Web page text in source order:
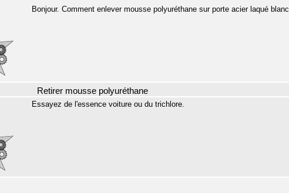
Bonjour. Comment enlever mousse polyuréthane sur porte acier laqué
Retirer mousse polyuréthane
Essayez de l'essence voiture ou du trichlore.